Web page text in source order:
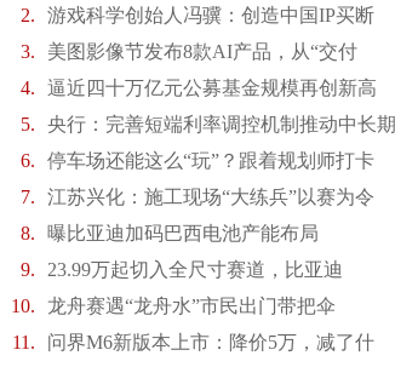
2. 游戏科学创始人冯骥：创造中国IP买断
3. 美图影像节发布8款AI产品，从“交付
4. 逼近四十万亿元公募基金规模再创新高
5. 央行：完善短端利率调控机制推动中长期
6. 停车场还能这么“玩”？跟着规划师打卡
7. 江苏兴化：施工现场“大练兵”以赛为令
8. 曝比亚迪加码巴西电池产能布局
9. 23.99万起切入全尺寸赛道，比亚迪
10. 龙舟赛遇“龙舟水”市民出门带把伞
11. 问界M6新版本上市：降价5万，减了什